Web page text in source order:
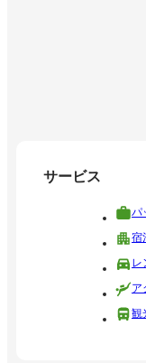
サービス
パ
宿
レ
ア
観